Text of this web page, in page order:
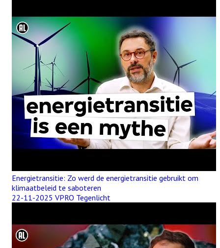
Energietransitie: Zo werd de energietransitie gebruikt om
klimaatbeleid te saboteren
22-11-2025 VPRO Tegenlicht